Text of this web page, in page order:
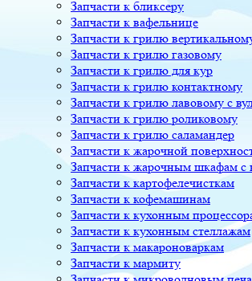
Запчасти к бликсеру
Запчасти к вафельнице
Запчасти к грилю
Запчасти к грилю газовому
Запчасти к грилю для кур
Запчасти к грилю контактному
Запчасти к грилю лавовому с
Запчасти к грилю роликовому
Запчасти к грилю саламандер
Запчасти к жарочной
Запчасти к жарочным шкафам с
Запчасти к картофелечисткам
Запчасти к кофемашинам
Запчасти к кухонным
Запчасти к кухонным стеллажам
Запчасти к макароноваркам
Запчасти к мармиту